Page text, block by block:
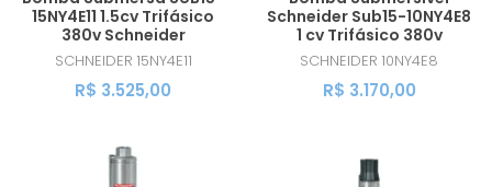
15NY4E11 1.5cv Trifásico
380v Schneider
SCHNEIDER 15NY4E11
R$ 3.525,00
Schneider Sub15-10NY4E8
1 cv Trifásico 380v
SCHNEIDER 10NY4E8
R$ 3.170,00